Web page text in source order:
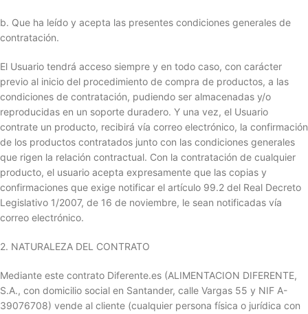
b. Que ha leído y acepta las presentes condiciones generales de
contratación.
El Usuario tendrá acceso siempre y en todo caso, con carácter
previo al inicio del procedimiento de compra de productos, a las
condiciones de contratación, pudiendo ser almacenadas y/o
reproducidas en un soporte duradero. Y una vez, el Usuario
contrate un producto, recibirá vía correo electrónico, la confirmación
de los productos contratados junto con las condiciones generales
que rigen la relación contractual. Con la contratación de cualquier
producto, el usuario acepta expresamente que las copias y
confirmaciones que exige notificar el artículo 99.2 del Real Decreto
Legislativo 1/2007, de 16 de noviembre, le sean notificadas vía
correo electrónico.
2. NATURALEZA DEL CONTRATO
Mediante este contrato Diferente.es (ALIMENTACION DIFERENTE,
S.A., con domicilio social en Santander, calle Vargas 55 y NIF A-
39076708) vende al cliente (cualquier persona física o jurídica con